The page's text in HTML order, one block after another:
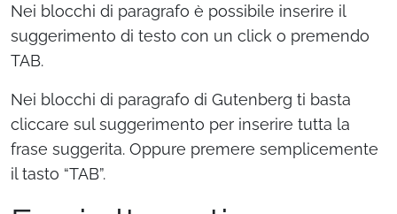
Nei blocchi di paragrafo è possibile inserire il
suggerimento di testo con un click o premendo
TAB.
Nei blocchi di paragrafo di Gutenberg ti basta
cliccare sul suggerimento per inserire tutta la
frase suggerita. Oppure premere semplicemente
il tasto “TAB”.